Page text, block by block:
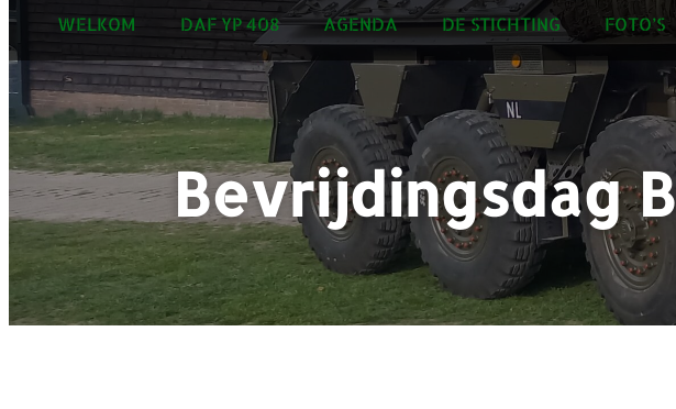
WELKOM DAF YP 408 AGENDA DE STICHTING FOTO’S
Bevrijdingsdag